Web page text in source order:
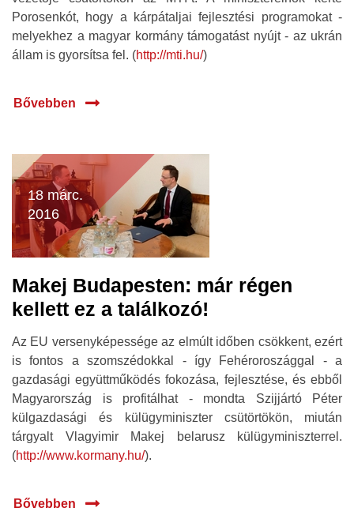
Porosenkót, hogy a kárpátaljai fejlesztési programokat -
melyekhez a magyar kormány támogatást nyújt - az ukrán
állam is gyorsítsa fel. (http://mti.hu/)
Bővebben
18 márc.
2016
Makej Budapesten: már régen
kellett ez a találkozó!
Az EU versenyképessége az elmúlt időben csökkent, ezért
is fontos a szomszédokkal - így Fehéroroszággal - a
gazdasági együttműködés fokozása, fejlesztése, és ebből
Magyarország is profitálhat - mondta Szijjártó Péter
külgazdasági és külügyminiszter csütörtökön, miután
tárgyalt Vlagyimir Makej belarusz külügyminiszterrel.
(http://www.kormany.hu/).
Bővebben